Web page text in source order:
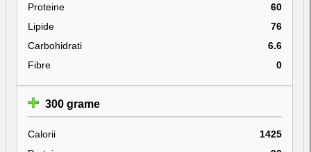
Proteine
60
Lipide
76
Carbohidrati
6.6
Fibre
0
300 grame
Calorii
1425